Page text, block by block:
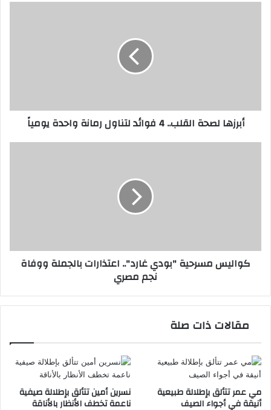
يومياً
أبرزها لصحة القلب.. 4 فوائد لتناول رمانة واحدة يومياً
مصري
كواليس مسرحية "بودي غارد".. اعتذارات بالجملة ووفاة
نجم مصري
مقالات ذات صلة
نسرين أمين تتألق بإطلالة صيفية
ناعمة تخطف الأنظار بالأناقة
مي عمر تتألق بإطلالة طبيعية
أنيقة في أجواء الصيف